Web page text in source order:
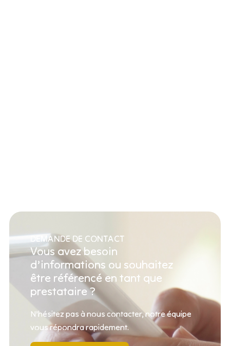
DEMANDE DE CONTACT
Vous avez besoin
d’informations ou souhaitez
être référencé en tant que
prestataire ?
N’hésitez pas à nous contacter, notre équipe
vous répondra rapidement.